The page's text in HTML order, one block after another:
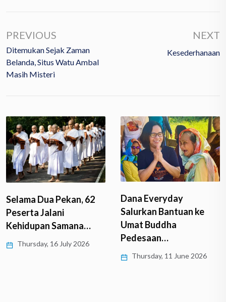
PREVIOUS
Ditemukan Sejak Zaman
Belanda, Situs Watu Ambal
Masih Misteri
NEXT
Kesederhanaan
62
2026
Dana Everyday
Salurkan Bantuan ke
Umat Buddha
Thursday, 11 June 2026
Mahasiswa